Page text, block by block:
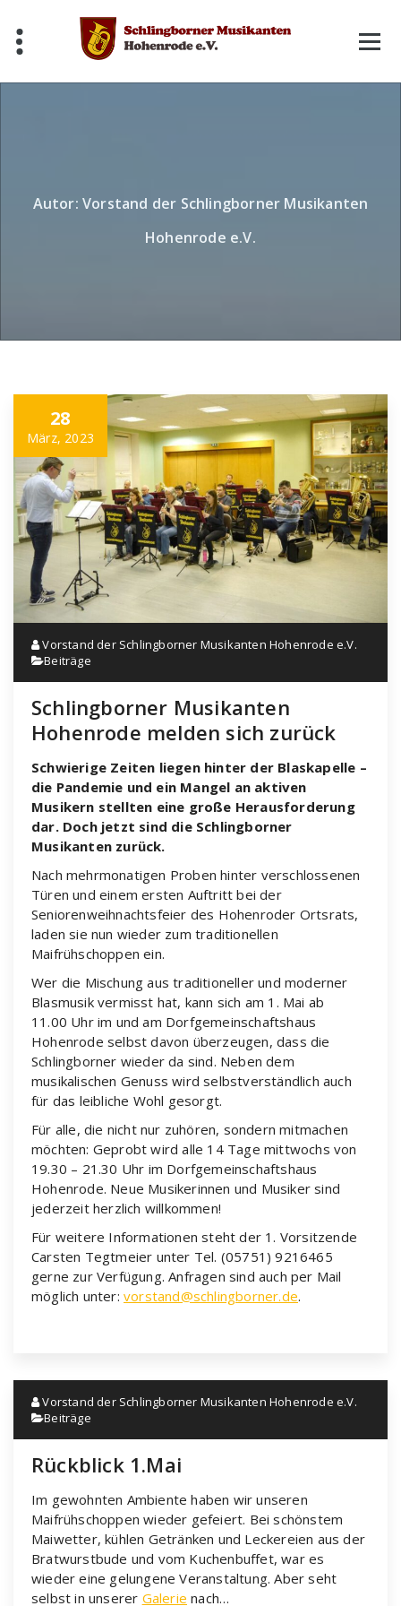
content
Autor: Vorstand der Schlingborner Musikanten
Hohenrode e.V.
28
März, 2023
Vorstand der Schlingborner Musikanten Hohenrode e.V.
Beiträge
Schlingborner Musikanten
Hohenrode melden sich zurück
Schwierige Zeiten liegen hinter der Blaskapelle –
die Pandemie und ein Mangel an aktiven
Musikern stellten eine große Herausforderung
dar. Doch jetzt sind die Schlingborner
Musikanten zurück.
Nach mehrmonatigen Proben hinter verschlossenen
Türen und einem ersten Auftritt bei der
Seniorenweihnachtsfeier des Hohenroder Ortsrats,
laden sie nun wieder zum traditionellen
Maifrühschoppen ein.
Wer die Mischung aus traditioneller und moderner
Blasmusik vermisst hat, kann sich am 1. Mai ab
11.00 Uhr im und am Dorfgemeinschaftshaus
Hohenrode selbst davon überzeugen, dass die
Schlingborner wieder da sind. Neben dem
musikalischen Genuss wird selbstverständlich auch
für das leibliche Wohl gesorgt.
Für alle, die nicht nur zuhören, sondern mitmachen
möchten: Geprobt wird alle 14 Tage mittwochs von
19.30 – 21.30 Uhr im Dorfgemeinschaftshaus
Hohenrode. Neue Musikerinnen und Musiker sind
jederzeit herzlich willkommen!
Für weitere Informationen steht der 1. Vorsitzende
Carsten Tegtmeier unter Tel. (05751) 9216465
gerne zur Verfügung. Anfragen sind auch per Mail
möglich unter: vorstand@schlingborner.de.
Vorstand der Schlingborner Musikanten Hohenrode e.V.
Beiträge
Rückblick 1.Mai
Im gewohnten Ambiente haben wir unseren
Maifrühschoppen wieder gefeiert. Bei schönstem
Maiwetter, kühlen Getränken und Leckereien aus der
Bratwurstbude und vom Kuchenbuffet, war es
wieder eine gelungene Veranstaltung. Aber seht
selbst in unserer Galerie nach…